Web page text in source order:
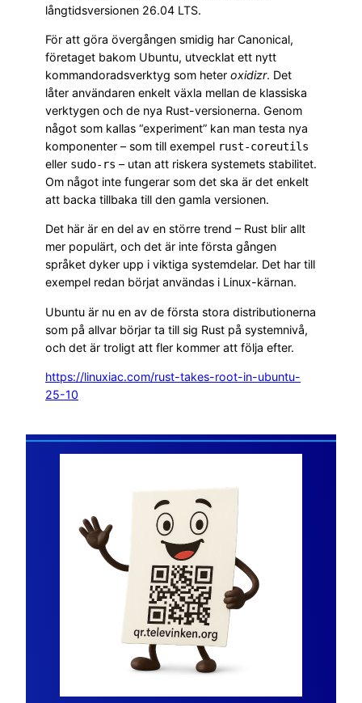
långtidsversionen 26.04 LTS.
För att göra övergången smidig har Canonical,
företaget bakom Ubuntu, utvecklat ett nytt
kommandoradsverktyg som heter oxidizr. Det
låter användaren enkelt växla mellan de klassiska
verktygen och de nya Rust-versionerna. Genom
något som kallas “experiment” kan man testa nya
komponenter – som till exempel rust-coreutils
eller sudo-rs – utan att riskera systemets stabilitet.
Om något inte fungerar som det ska är det enkelt
att backa tillbaka till den gamla versionen.
Det här är en del av en större trend – Rust blir allt
mer populärt, och det är inte första gången
språket dyker upp i viktiga systemdelar. Det har till
exempel redan börjat användas i Linux-kärnan.
Ubuntu är nu en av de första stora distributionerna
som på allvar börjar ta till sig Rust på systemnivå,
och det är troligt att fler kommer att följa efter.
https://linuxiac.com/rust-takes-root-in-ubuntu-
25-10